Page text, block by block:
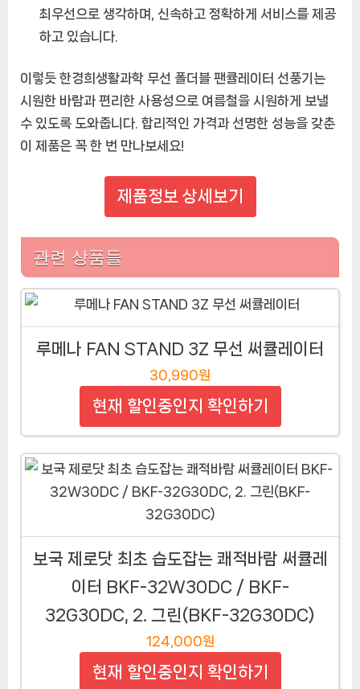
최우선으로 생각하며, 신속하고 정확하게 서비스를 제공
하고 있습니다.
이렇듯 한경희생활과학 무선 폴더블 팬큘레이터 선풍기는
시원한 바람과 편리한 사용성으로 여름철을 시원하게 보낼
수 있도록 도와줍니다. 합리적인 가격과 선명한 성능을 갖춘
이 제품은 꼭 한 번 만나보세요!
제품정보 상세보기
관련 상품들
루메나 FAN STAND 3Z 무선 써큘레이터
30,990원
현재 할인중인지 확인하기
보국 제로닷 최초 습도잡는 쾌적바람 써큘레
이터 BKF-32W30DC / BKF-
32G30DC, 2. 그린(BKF-32G30DC)
124,000원
현재 할인중인지 확인하기